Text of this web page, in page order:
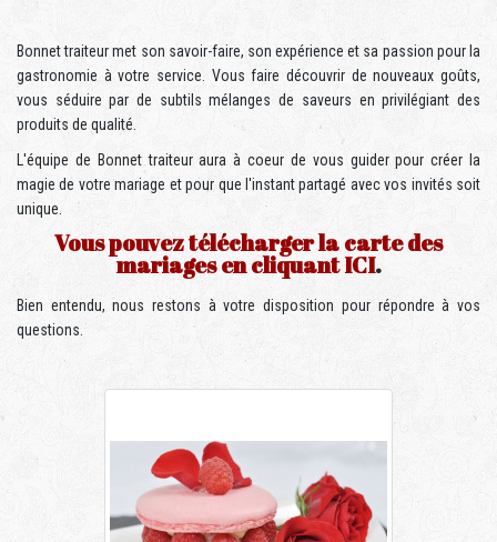
Bonnet traiteur met son savoir-faire, son expérience et sa passion pour la
gastronomie à votre service. Vous faire découvrir de nouveaux goûts,
vous séduire par de subtils mélanges de saveurs en privilégiant des
produits de qualité.
L'équipe de Bonnet traiteur aura à coeur de vous guider pour créer la
magie de votre mariage et pour que l'instant partagé avec vos invités soit
unique.
Vous pouvez télécharger la carte des
mariages en cliquant ICI.
Bien entendu, nous restons à votre disposition pour répondre à vos
questions.